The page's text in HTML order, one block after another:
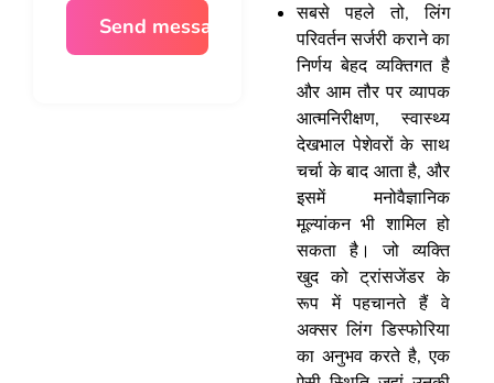
सबसे पहले तो, लिंग
परिवर्तन सर्जरी कराने का
निर्णय बेहद व्यक्तिगत है
और आम तौर पर व्यापक
आत्मनिरीक्षण, स्वास्थ्य
देखभाल पेशेवरों के साथ
चर्चा के बाद आता है, और
इसमें मनोवैज्ञानिक
मूल्यांकन भी शामिल हो
सकता है। जो व्यक्ति
खुद को ट्रांसजेंडर के
रूप में पहचानते हैं वे
अक्सर लिंग डिस्फोरिया
का अनुभव करते है, एक